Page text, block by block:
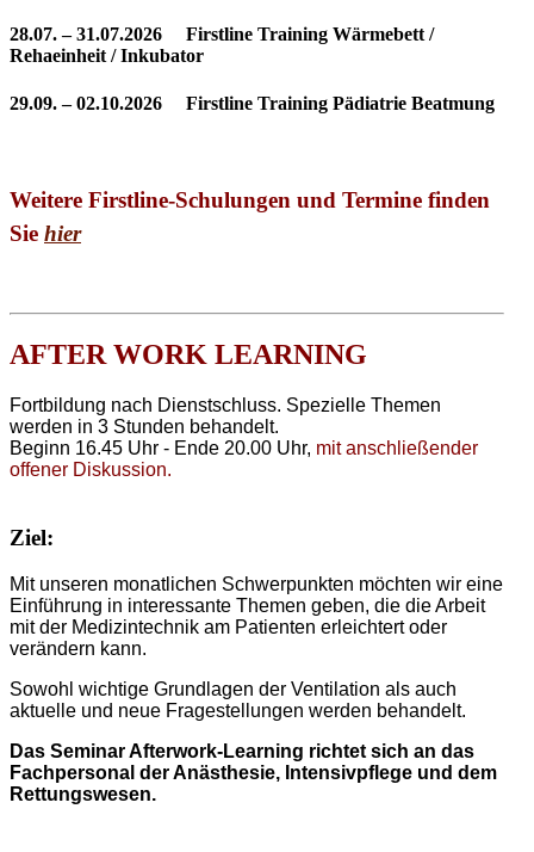
28.07. – 31.07.2026 Firstline Training Wärmebett /
Rehaeinheit / Inkubator
29.09. – 02.10.2026 Firstline Training Pädiatrie Beatmung
Weitere Firstline-Schulungen und Termine finden
Sie hier
AFTER WORK LEARNING
Fortbildung nach Dienstschluss. Spezielle Themen
werden in 3 Stunden behandelt.
Beginn 16.45 Uhr - Ende 20.00 Uhr, mit anschließender
offener Diskussion.
Ziel:
Mit unseren monatlichen Schwerpunkten möchten wir eine
Einführung in interessante Themen geben, die die Arbeit
mit der Medizintechnik am Patienten erleichtert oder
verändern kann.
Sowohl wichtige Grundlagen der Ventilation als auch
aktuelle und neue Fragestellungen werden behandelt.
Das Seminar Afterwork-Learning richtet sich an das
Fachpersonal der Anästhesie, Intensivpflege und dem
Rettungswesen.